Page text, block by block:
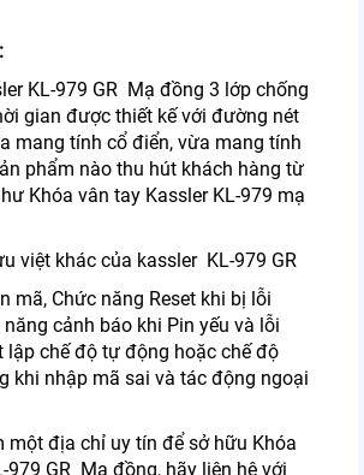
KL-979 GR Mạ đồng 3 lớp chống
gian được thiết kế với đường nét
mang tính cổ điển, vừa mang tính
phẩm nào thu hút khách hàng từ
Khóa vân tay Kassler KL-979 mạ
việt khác của kassler KL-979 GR
mã, Chức năng Reset khi bị lỗi
cảnh báo khi Pin yếu và lỗi
lập chế độ tự động hoặc chế độ
khi nhập mã sai và tác động ngoại
một địa chỉ uy tín để sở hữu Khóa
979 GR Mạ đồng, hãy liên hệ với